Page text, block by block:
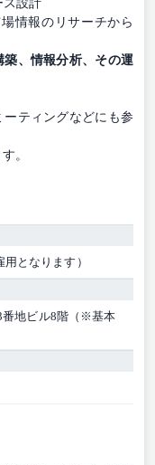
ス設計
情報のリサーチから
築、情報分析、その運
ティングなどにも参
。
となります）
番地ビル8階（※基本